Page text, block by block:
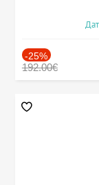
-25%
192.00€